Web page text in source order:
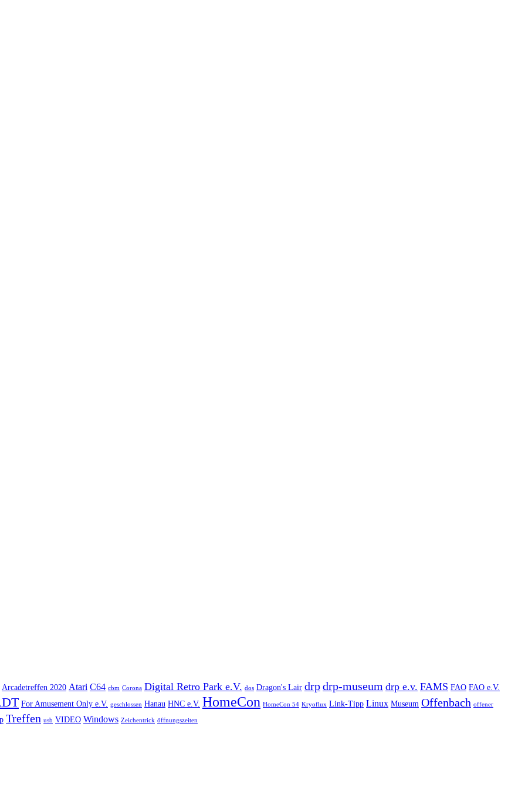
Arcadetreffen 2020 Atari C64 cbm Corona Digital Retro Park e.V. dos Dragon's Lair drpdrp-museum drp e.v. FAMS FAO FAO e.V.
For Amusement Only e.V. geschlossen Hanau HNC e.V. HomeCon HomeCon 54 Kryoflux Link-Tipp Linux Museum Offenbach offener
Treffen usb VIDEO Windows Zeichentrick öffnungszeiten